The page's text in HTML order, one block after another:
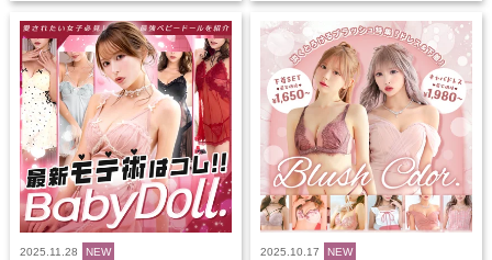
2025.11.28 NEW 2025.10.17 NEW